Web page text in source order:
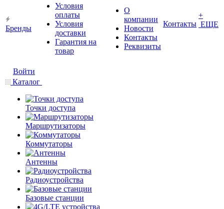
Бренды
Условия
оплаты
Условия
доставки
Гарантия на
товар
О
компании
Новости
Контакты
Реквизиты
Контакты
+
ЕЩЕ
Войти
Каталог
Точки доступа
Маршрутизаторы
Коммутаторы
Антенны
Радиоустройства
Базовые станции